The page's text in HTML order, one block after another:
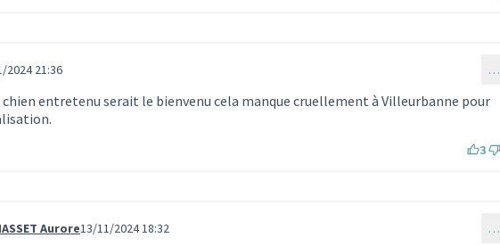
2024 21:36 …
chien entretenu serait le bienvenu cela manque cruellement à Villeurbanne pour
3
Aurore13/11/2024 18:32 …